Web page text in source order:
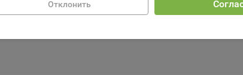
Отклонить
пользователям сайта «bankibel.by» на сторонних веб-сайтах.